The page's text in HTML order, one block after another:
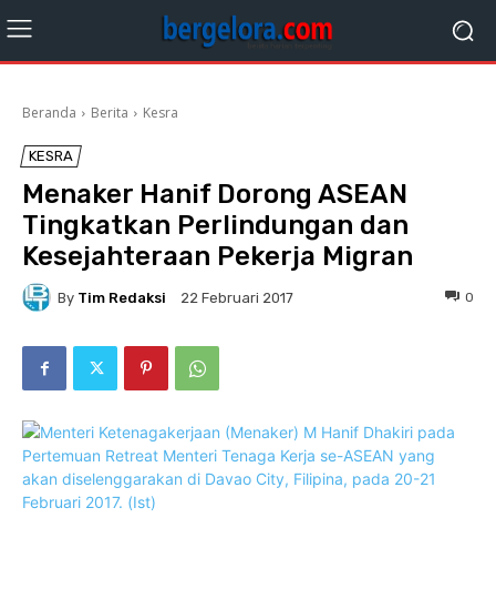
Beranda Berita Kesra
KESRA
Menaker Hanif Dorong ASEAN
Tingkatkan Perlindungan dan
Kesejahteraan Pekerja Migran
By Tim Redaksi 22 Februari 2017 0